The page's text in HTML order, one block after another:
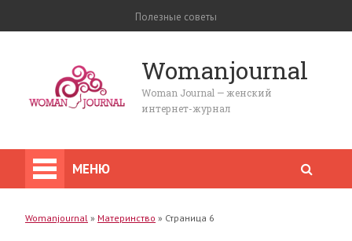
Полезные советы
Womanjournal
Woman Journal — женский
интернет-журнал
МЕНЮ
Womanjournal » Материнство » Страница 6